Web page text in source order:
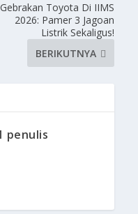
Gebrakan Toyota Di IIMS
2026: Pamer 3 Jagoan
Listrik Sekaligus!
BERIKUTNYA
penulis